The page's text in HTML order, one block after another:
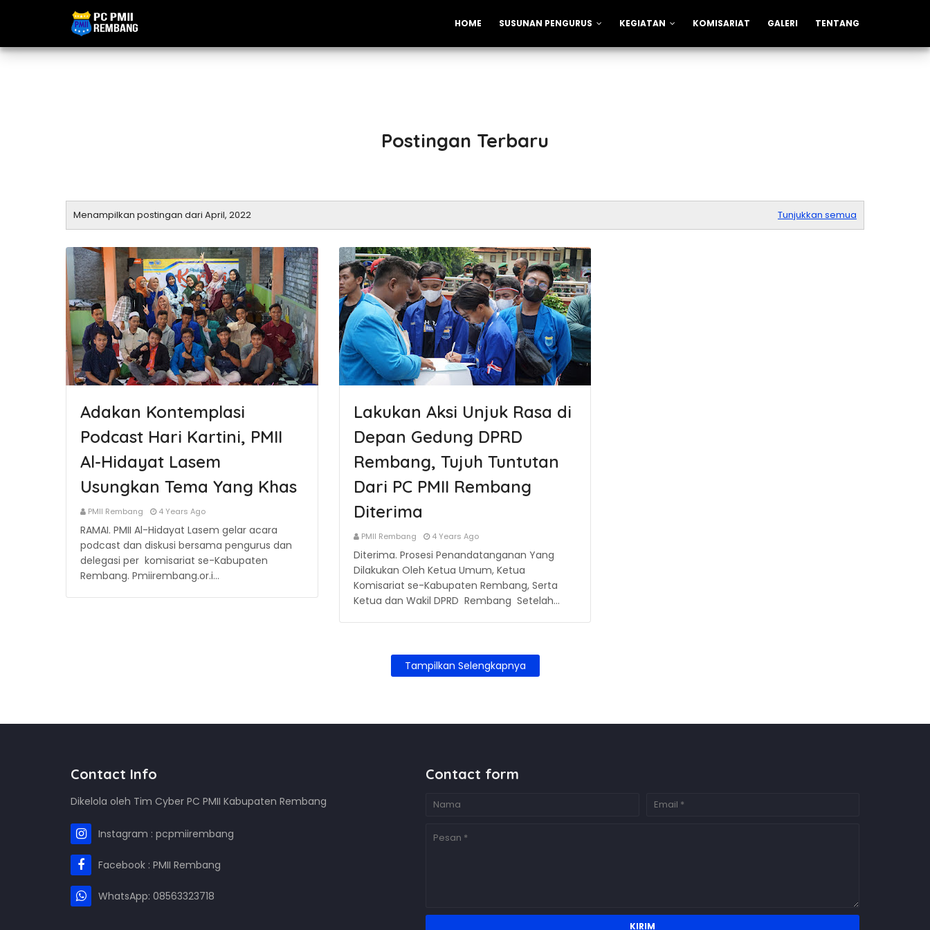
HOME SUSUNAN PENGURUS KEGIATAN KOMISARIAT GALERI TENTANG
Postingan Terbaru
Menampilkan postingan dari April, 2022 Tunjukkan semua
Adakan Kontemplasi
Podcast Hari Kartini, PMII
Al-Hidayat Lasem
Usungkan Tema Yang Khas
PMII Rembang 4 Years Ago
RAMAI. PMII Al-Hidayat Lasem gelar acara
podcast dan diskusi bersama pengurus dan
delegasi per komisariat se-Kabupaten
Rembang. Pmiirembang.or.i…
Lakukan Aksi Unjuk Rasa di
Depan Gedung DPRD
Rembang, Tujuh Tuntutan
Dari PC PMII Rembang
Diterima
PMII Rembang 4 Years Ago
Diterima. Prosesi Penandatanganan Yang
Dilakukan Oleh Ketua Umum, Ketua
Komisariat se-Kabupaten Rembang, Serta
Ketua dan Wakil DPRD Rembang Setelah…
Tampilkan Selengkapnya
Contact Info
Dikelola oleh Tim Cyber PC PMII Kabupaten Rembang
Instagram : pcpmiirembang
Facebook : PMII Rembang
WhatsApp: 08563323718
Contact form